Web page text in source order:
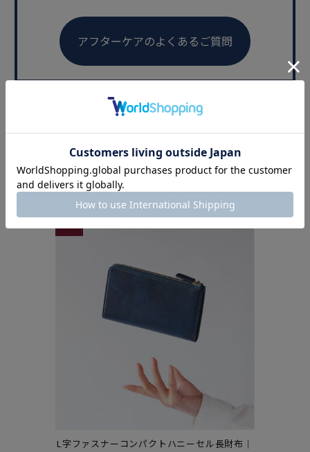
アフターケアのよくあるご質問
Women's Ranking
L字ファスナーコンパクトハニーセル長財布｜
1